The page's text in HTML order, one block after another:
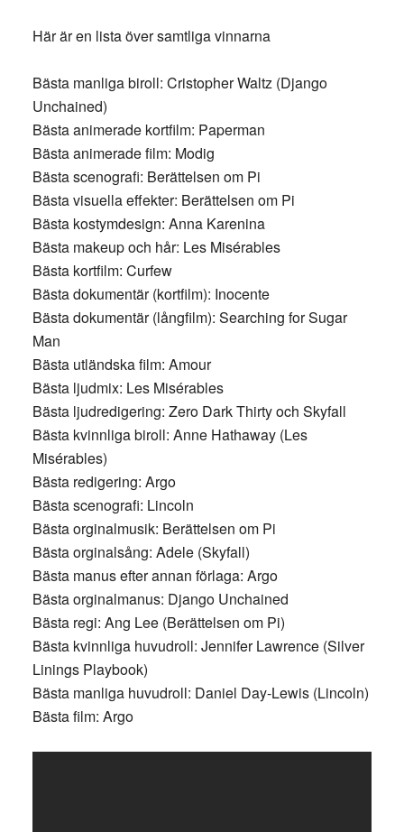
Här är en lista över samtliga vinnarna
Bästa manliga biroll: Cristopher Waltz (Django
Unchained)
Bästa animerade kortfilm: Paperman
Bästa animerade film: Modig
Bästa scenografi: Berättelsen om Pi
Bästa visuella effekter: Berättelsen om Pi
Bästa kostymdesign: Anna Karenina
Bästa makeup och hår: Les Misérables
Bästa kortfilm: Curfew
Bästa dokumentär (kortfilm): Inocente
Bästa dokumentär (långfilm): Searching for Sugar
Man
Bästa utländska film: Amour
Bästa ljudmix: Les Misérables
Bästa ljudredigering: Zero Dark Thirty och Skyfall
Bästa kvinnliga biroll: Anne Hathaway (Les
Misérables)
Bästa redigering: Argo
Bästa scenografi: Lincoln
Bästa orginalmusik: Berättelsen om Pi
Bästa orginalsång: Adele (Skyfall)
Bästa manus efter annan förlaga: Argo
Bästa orginalmanus: Django Unchained
Bästa regi: Ang Lee (Berättelsen om Pi)
Bästa kvinnliga huvudroll: Jennifer Lawrence (Silver
Linings Playbook)
Bästa manliga huvudroll: Daniel Day-Lewis (Lincoln)
Bästa film: Argo